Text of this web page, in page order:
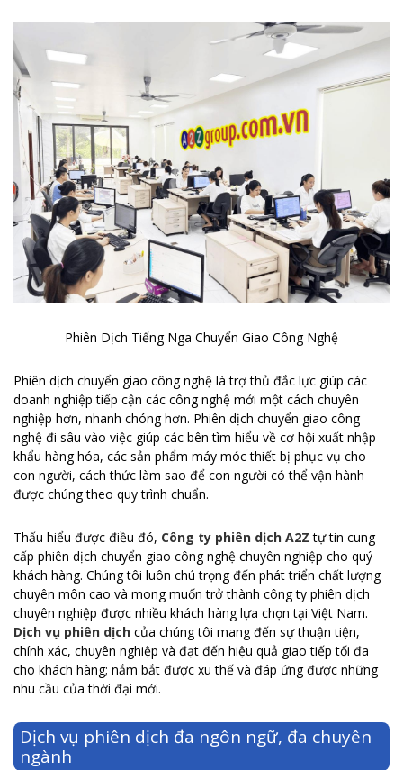
Phiên Dịch Tiếng Nga Chuyển Giao Công Nghệ
Phiên dịch chuyển giao công nghệ là trợ thủ đắc lực giúp các
doanh nghiệp tiếp cận các công nghệ mới một cách chuyên
nghiệp hơn, nhanh chóng hơn. Phiên dịch chuyển giao công
nghệ đi sâu vào việc giúp các bên tìm hiểu về cơ hội xuất nhập
khẩu hàng hóa, các sản phẩm máy móc thiết bị phục vụ cho
con người, cách thức làm sao để con người có thể vận hành
được chúng theo quy trình chuẩn.
Thấu hiểu được điều đó, Công ty phiên dịch A2Z tự tin cung
cấp phiên dịch chuyển giao công nghệ chuyên nghiệp cho quý
khách hàng. Chúng tôi luôn chú trọng đến phát triển chất lượng
chuyên môn cao và mong muốn trở thành công ty phiên dịch
chuyên nghiệp được nhiều khách hàng lựa chọn tại Việt Nam.
Dịch vụ phiên dịch của chúng tôi mang đến sự thuận tiện,
chính xác, chuyên nghiệp và đạt đến hiệu quả giao tiếp tối đa
cho khách hàng; nắm bắt được xu thế và đáp ứng được những
nhu cầu của thời đại mới.
Dịch vụ phiên dịch đa ngôn ngữ, đa chuyên
ngành